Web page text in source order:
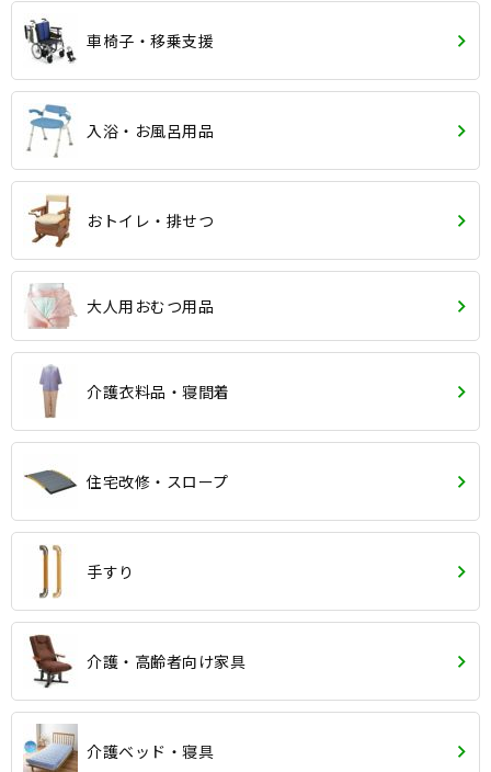
車椅子・移乗支援
入浴・お風呂用品
おトイレ・排せつ
大人用おむつ用品
介護衣料品・寝間着
住宅改修・スロープ
手すり
介護・高齢者向け家具
介護ベッド・寝具